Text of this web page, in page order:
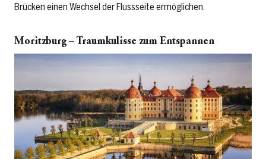
Brücken einen Wechsel der Flussseite ermöglichen.
Moritzburg – Traumkulisse zum Entspannen